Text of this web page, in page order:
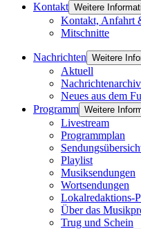
Kontakt Weitere
Kontakt, Anfahrt
Mitschnitte
Nachrichten Weitere
Aktuell
Nachrichtenarchiv
Neues aus dem
Programm Weitere
Livestream
Programmplan
Playlist
Musiksendungen
Wortsendungen
Lokalredaktions-
Über das
Trug und Schein